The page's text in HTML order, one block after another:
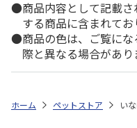
商品内容として記載
する商品に含まれてお
商品の色は、ご覧に
際と異なる場合があり
ホーム ペットストア い